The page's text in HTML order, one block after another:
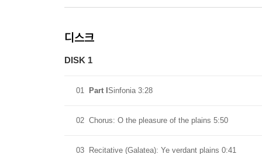
디스크
DISK 1
01 Part I Sinfonia 3:28
02 Chorus: O the pleasure of the plains 5:50
03 Recitative (Galatea): Ye verdant plains 0:41